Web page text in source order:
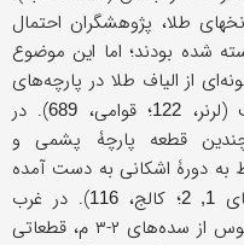
طلا، پژوهشگران احتمال
شده بودند؛ اما این موضوع
از الیاف طلا در پارچه‌های
122؛ قوامی، 689). در
قطعه پارچۀ پشمی و
به دورۀ اشکانی به ‌دست آمده
1, 2 ؛ کالج،116). در غرب
امپراتوری اشکانیان در پالمیرا و دورااورپوس از سده‌های ۲-۳ م، قطعاتی